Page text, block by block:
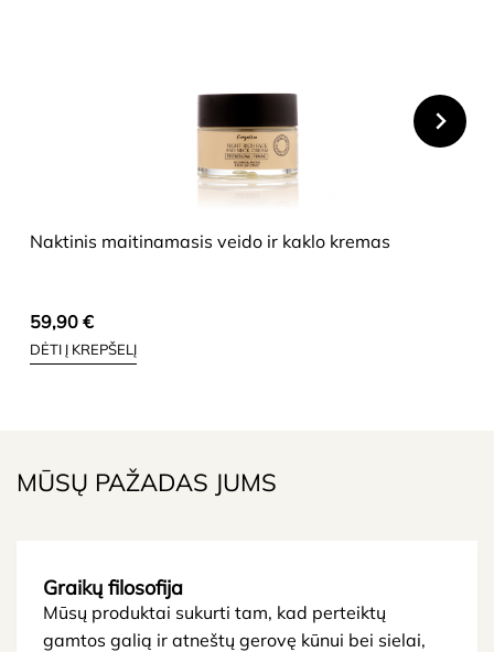
Naktinis maitinamasis veido ir kaklo kremas
59,90 €
DĖTI Į KREPŠELĮ
MŪSŲ PAŽADAS JUMS
Graikų filosofija
Mūsų produktai sukurti tam, kad perteiktų
gamtos galią ir atneštų gerovę kūnui bei sielai,